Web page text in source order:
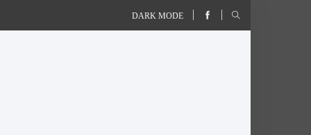
DARK MODE